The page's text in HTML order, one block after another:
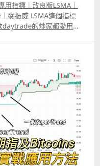
指標｜改良版LSMA｜
麥振威 LSMA這個指標
的炒家都愛用這
部份只用了「時間」與
上成交量，開市裂口幅
多的因子反而會令預測結
響實際上是重複了，這令
市場很可能有時候受波幅
影響較大，不同的時間，
同的。 我們用Elastic
簡單來說，模型會懂得告
Elastic Regression不是
開市中判斷何時將計算